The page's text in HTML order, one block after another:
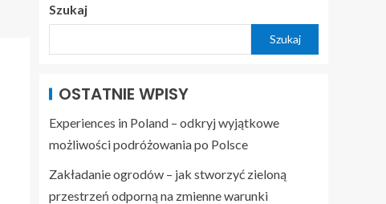
Szukaj
Szukaj
OSTATNIE WPISY
Experiences in Poland – odkryj wyjątkowe
możliwości podróżowania po Polsce
Zakładanie ogrodów – jak stworzyć zieloną
przestrzeń odporną na zmienne warunki